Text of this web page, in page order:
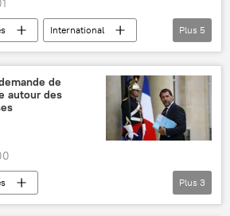
International
synagogue
Plus 5
de
autour des
synagogue
Plus 3